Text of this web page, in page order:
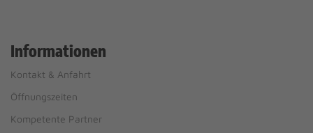
Informationen
Kontakt & Anfahrt
Öffnungszeiten
Kompetente Partner